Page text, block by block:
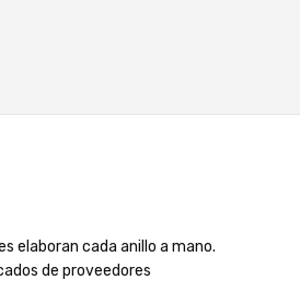
elaboran cada anillo a mano.
de proveedores